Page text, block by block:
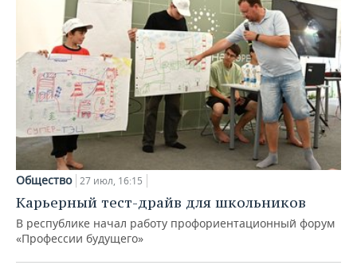
Общество 27 июл, 16:15
Карьерный тест-драйв для школьников
В республике начал работу профориентационный форум
«Профессии будущего»